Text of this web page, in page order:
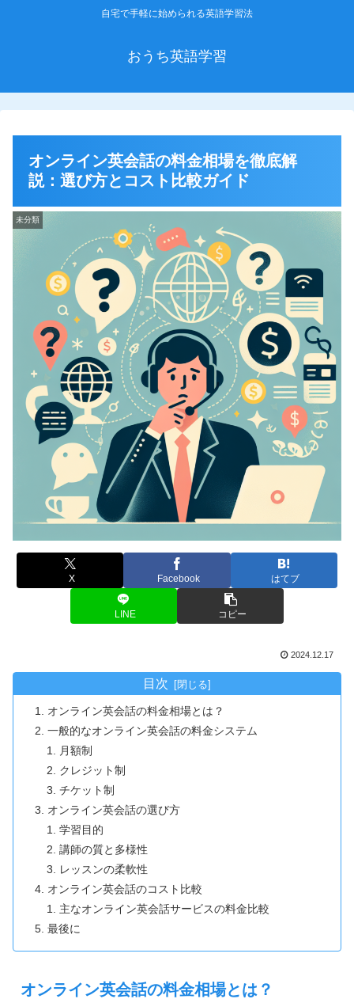
自宅で手軽に始められる英語学習法
おうち英語学習
オンライン英会話の料金相場を徹底解
説：選び方とコスト比較ガイド
未分類
X Facebook はてブ
LINE コピー
2024.12.17
目次
オンライン英会話の料金相場とは？
一般的なオンライン英会話の料金システム
月額制
クレジット制
チケット制
オンライン英会話の選び方
学習目的
講師の質と多様性
レッスンの柔軟性
オンライン英会話のコスト比較
主なオンライン英会話サービスの料金比較
最後に
オンライン英会話の料金相場とは？